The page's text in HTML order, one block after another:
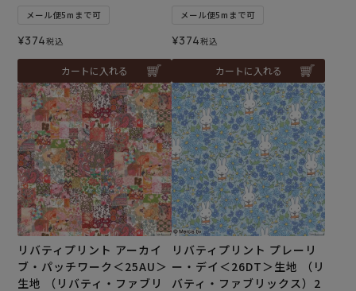
メール便5mまで可
¥374税込
カートに入れる
メール便5mまで可
¥374税込
カートに入れる
リバティプリント アーカイ
ブ・パッチワーク＜25AU＞
生地 （リバティ・ファブリ
リバティプリント プレーリ
ー・デイ＜26DT＞生地 （リ
バティ・ファブリックス）2